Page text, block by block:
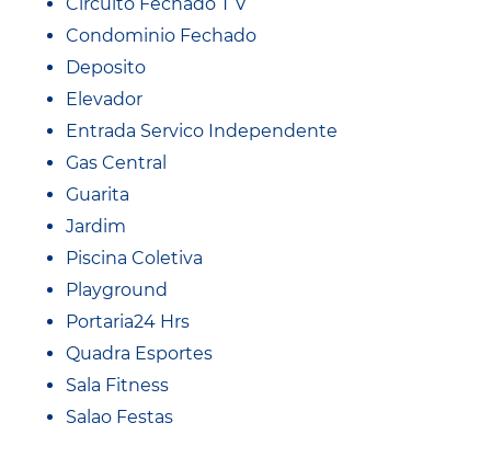
Condominio Fechado
Deposito
Elevador
Entrada Servico Independente
Gas Central
Guarita
Jardim
Piscina Coletiva
Playground
Portaria24 Hrs
Quadra Esportes
Sala Fitness
Salao Festas